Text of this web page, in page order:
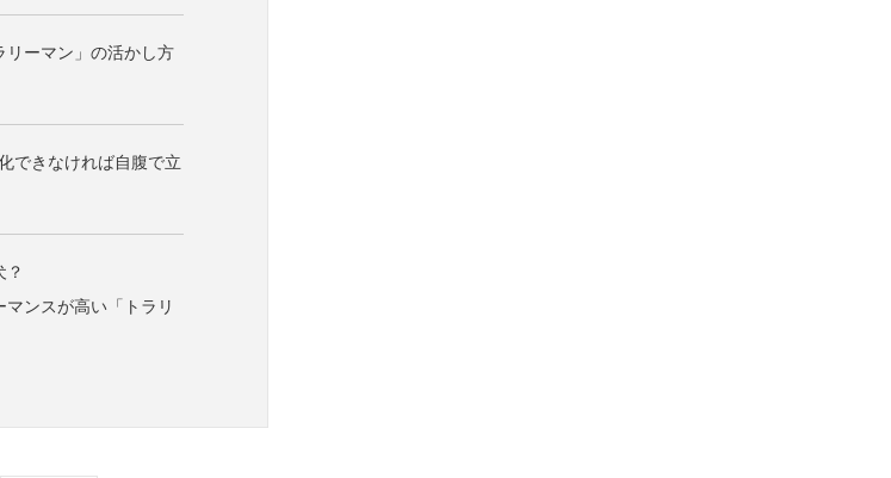
ーマン」の活かし方
できなければ自腹で立
マンスが高い「トラリ